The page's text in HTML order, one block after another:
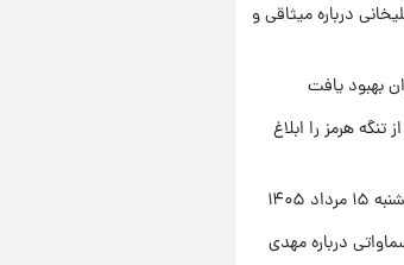
نام خودرو، مبلغ پیش
تحویل | سود
درصد است؟
درباره میثاقی و
بهبود یافت
تردد از تنگه هرمز را ابلاغ
۱۴۰۵
درباره مهدی